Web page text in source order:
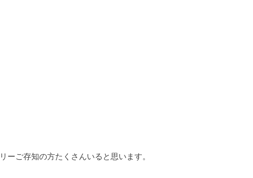
ーご存知の方たくさんいると思います。